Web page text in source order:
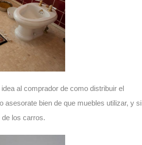
al comprador de como distribuir el
asesorate bien de que muebles utilizar, y si
los carros.